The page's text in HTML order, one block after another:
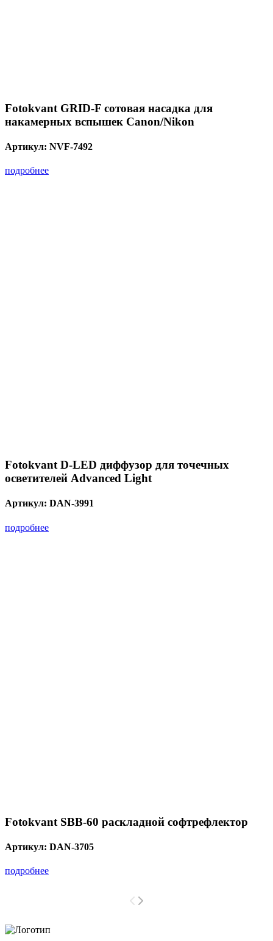
Fotokvant GRID-F сотовая насадка для
накамерных вспышек Canon/Nikon
Артикул: NVF-7492
подробнее
Fotokvant D-LED диффузор для точечных
осветителей Advanced Light
Артикул: DAN-3991
подробнее
Fotokvant SBB-60 раскладной софтрефлектор
Артикул: DAN-3705
подробнее